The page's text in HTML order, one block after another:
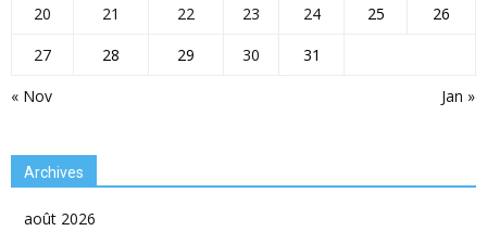
« Nov Jan »
20
21 22 23 24 25
26
27
28 29 30 31
Archives
août 2026